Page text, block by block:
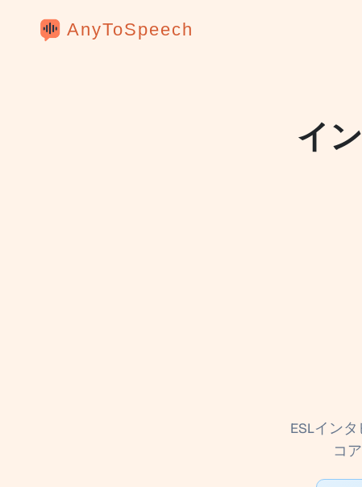
AnyToSpeech
イ
ESLイン
コ